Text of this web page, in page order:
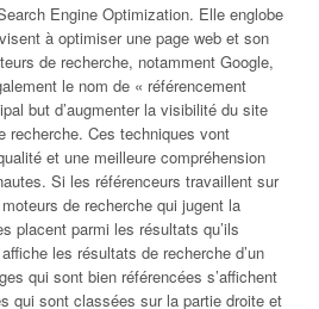
Engine Optimization. Elle englobe
à optimiser une page web et son
de recherche, notamment Google,
le nom de « référencement
but d’augmenter la visibilité du site
recherche. Ces techniques vont
et une meilleure compréhension
Si les référenceurs travaillent sur
de recherche qui jugent la
placent parmi les résultats qu’ils
les résultats de recherche d’un
qui sont bien référencées s’affichent
qui sont classées sur la partie droite et